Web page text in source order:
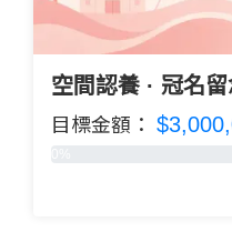
空間認養 · 冠名
目標金額：